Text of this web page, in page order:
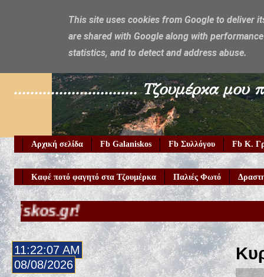
Galaniskos
.............................. Τζουμέρκα μου
Αρχική σελίδα Fb Galaniskos Fb Συλλόγου Fb Κ.
Καφέ ποτό φαγητό στα Τζουμέρκα Παλιές Φωτό
11:22:09 AM
08/08/2026
This site uses cookies from Google to deliver
are shared with Google along with
statistics, and to detect and address abuse.